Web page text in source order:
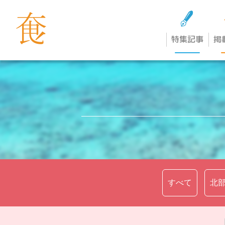
特集記事 掲
すべて 北